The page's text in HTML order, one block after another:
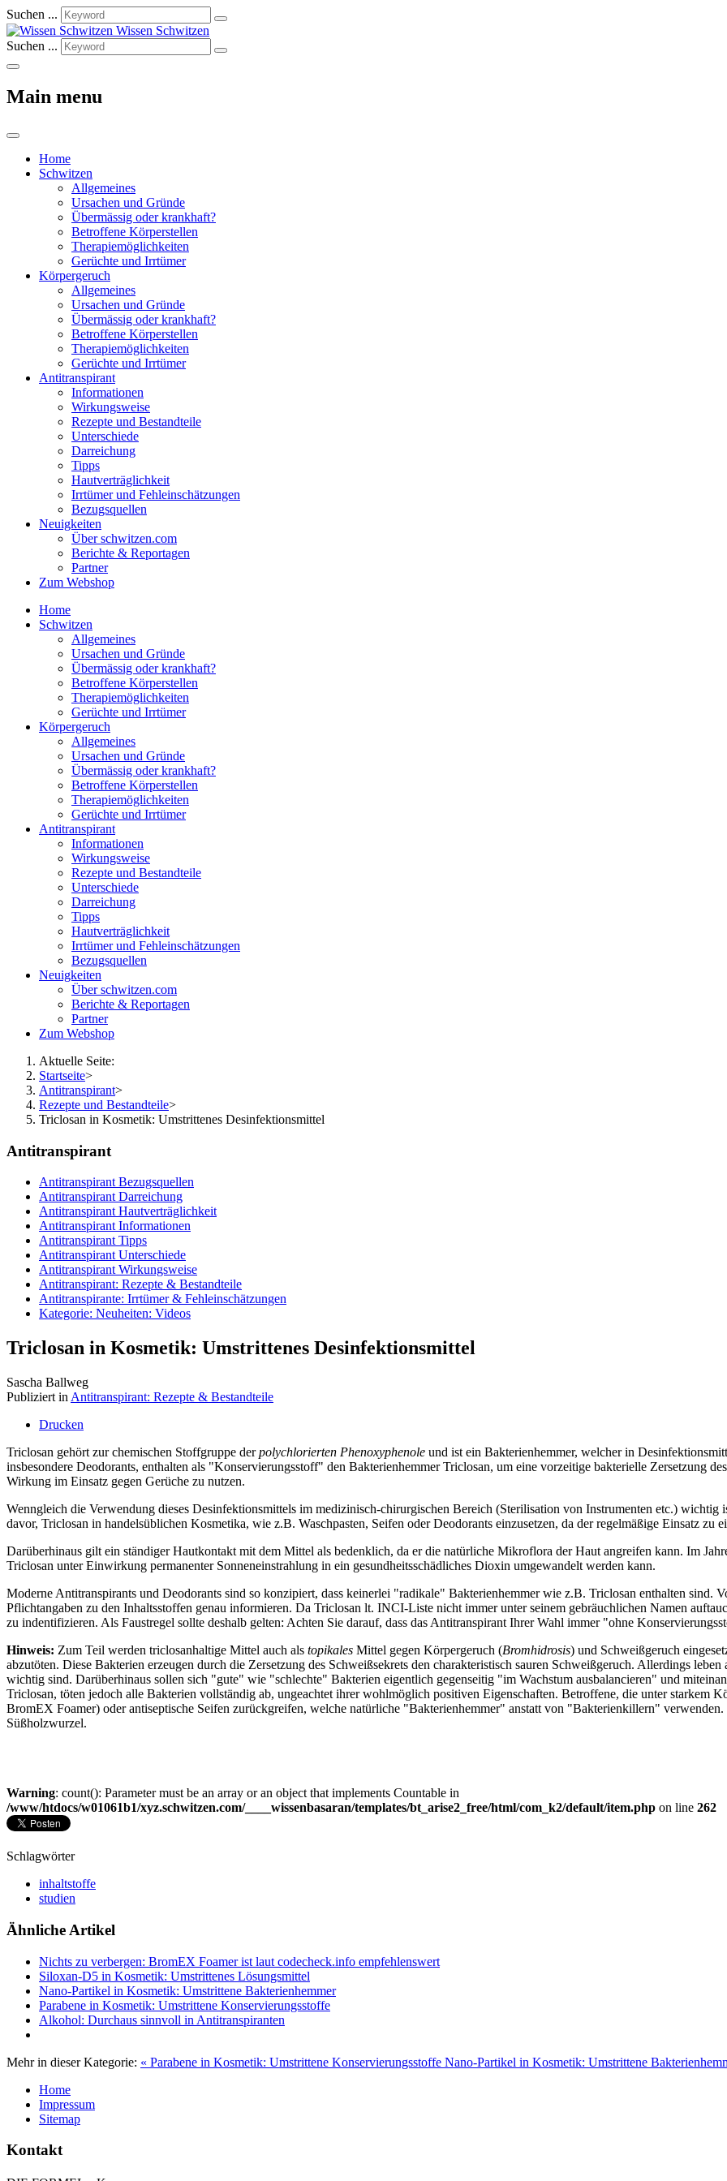
Suchen ...
Wissen Schwitzen
Suchen ...
Main menu
Home
Schwitzen
Allgemeines
Ursachen und Gründe
Übermässig oder krankhaft?
Betroffene Körperstellen
Therapiemöglichkeiten
Gerüchte und Irrtümer
Körpergeruch
Allgemeines
Ursachen und Gründe
Übermässig oder krankhaft?
Betroffene Körperstellen
Therapiemöglichkeiten
Gerüchte und Irrtümer
Antitranspirant
Informationen
Wirkungsweise
Rezepte und Bestandteile
Unterschiede
Darreichung
Tipps
Hautverträglichkeit
Irrtümer und Fehleinschätzungen
Bezugsquellen
Neuigkeiten
Über schwitzen.com
Berichte & Reportagen
Partner
Zum Webshop
Home
Schwitzen
Allgemeines
Ursachen und Gründe
Übermässig oder krankhaft?
Betroffene Körperstellen
Therapiemöglichkeiten
Gerüchte und Irrtümer
Körpergeruch
Allgemeines
Ursachen und Gründe
Übermässig oder krankhaft?
Betroffene Körperstellen
Therapiemöglichkeiten
Gerüchte und Irrtümer
Antitranspirant
Informationen
Wirkungsweise
Rezepte und Bestandteile
Unterschiede
Darreichung
Tipps
Hautverträglichkeit
Irrtümer und Fehleinschätzungen
Bezugsquellen
Neuigkeiten
Über schwitzen.com
Berichte & Reportagen
Partner
Zum Webshop
Aktuelle Seite:
Startseite>
Antitranspirant>
Rezepte und Bestandteile>
Triclosan in Kosmetik: Umstrittenes Desinfektionsmittel
Antitranspirant
Antitranspirant Bezugsquellen
Antitranspirant Darreichung
Antitranspirant Hautverträglichkeit
Antitranspirant Informationen
Antitranspirant Tipps
Antitranspirant Unterschiede
Antitranspirant Wirkungsweise
Antitranspirant: Rezepte & Bestandteile
Antitranspirante: Irrtümer & Fehleinschätzungen
Kategorie: Neuheiten: Videos
Triclosan in Kosmetik: Umstrittenes Desinfektionsmittel
Sascha Ballweg
Publiziert in Antitranspirant: Rezepte & Bestandteile
Drucken
Triclosan gehört zur chemischen Stoffgruppe derpolychlorierten Phenoxyphenole und ist ein Bakterienhemmer, welcher in
insbesondere Deodorants, enthalten als "Konservierungsstoff" den Bakterienhemmer Triclosan, um eine vorzeitige bakterielle Zersetzung
Wirkung im Einsatz gegen Gerüche zu nutzen.
Wenngleich die Verwendung dieses Desinfektionsmittels im medizinisch-chirurgischen Bereich (Sterilisation von Instrumenten etc.)
davor, Triclosan in handelsüblichen Kosmetika, wie z.B. Waschpasten, Seifen oder Deodorants einzusetzen, da der regelmäßige Einsatz zu
Darüberhinaus gilt ein ständiger Hautkontakt mit dem Mittel als bedenklich, da er die natürliche Mikroflora der Haut angreifen kann. Im
Triclosan unter Einwirkung permanenter Sonneneinstrahlung in ein gesundheitsschädliches Dioxin umgewandelt werden kann.
Moderne Antitranspirants und Deodorants sind so konzipiert, dass keinerlei "radikale" Bakterienhemmer wie z.B. Triclosan enthalten sind.
Pflichtangaben zu den Inhaltsstoffen genau informieren. Da Triclosan lt. INCI-Liste nicht immer unter seinem gebräuchlichen Namen
zu indentifizieren. Als Faustregel sollte deshalb gelten: Achten Sie darauf, dass das Antitranspirant Ihrer Wahl immer "ohne
Hinweis: Zum Teil werden triclosanhaltige Mittel auch als topikales Mittel gegen Körpergeruch (Bromhidrosis) und Schweißgeruch
abzutöten. Diese Bakterien erzeugen durch die Zersetzung des Schweißsekrets den charakteristisch sauren Schweißgeruch. Allerdings
wichtig sind. Darüberhinaus sollen sich "gute" wie "schlechte" Bakterien eigentlich gegenseitig "im Wachstum ausbalancieren" und
Triclosan, töten jedoch alle Bakterien vollständig ab, ungeachtet ihrer wohlmöglich positiven Eigenschaften. Betroffene, die unter starkem
BromEX Foamer) oder antiseptische Seifen zurückgreifen, welche natürliche "Bakterienhemmer" anstatt von "Bakterienkillern"
Süßholzwurzel.
Warning: count(): Parameter must be an array or an object that implements Countable in
/www/htdocs/w01061b1/xyz.schwitzen.com/____wissenbasaran/templates/bt_arise2_free/html/com_k2/default/item.php on line 262
Schlagwörter
inhaltstoffe
studien
Ähnliche Artikel
Nichts zu verbergen: BromEX Foamer ist laut codecheck.info empfehlenswert
Siloxan-D5 in Kosmetik: Umstrittenes Lösungsmittel
Nano-Partikel in Kosmetik: Umstrittene Bakterienhemmer
Parabene in Kosmetik: Umstrittene Konservierungsstoffe
Alkohol: Durchaus sinnvoll in Antitranspiranten
Mehr in dieser Kategorie: « Parabene in Kosmetik: Umstrittene Konservierungsstoffe Nano-Partikel in Kosmetik: Umstrittene
Home
Impressum
Sitemap
Kontakt